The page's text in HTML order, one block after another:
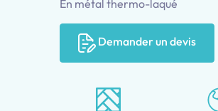
En métal thermo-laqué
Demander un devis